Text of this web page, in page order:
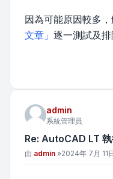
因為可能原因較多
文章」 逐一測試及排
admin
系統管理員
Re: AutoCAD LT 執
文章
由 admin »2024年 7月 11